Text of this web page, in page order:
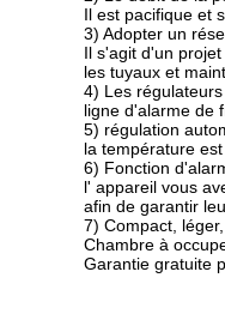
Il est pacifique et
3) Adopter un
Il s'agit d'un
les tuyaux et
4) Les
ligne d'alarme de
5) régulation
la température
6) Fonction
l' appareil vous
afin de garantir
7) Compact,
Chambre à
Garantie gratuite